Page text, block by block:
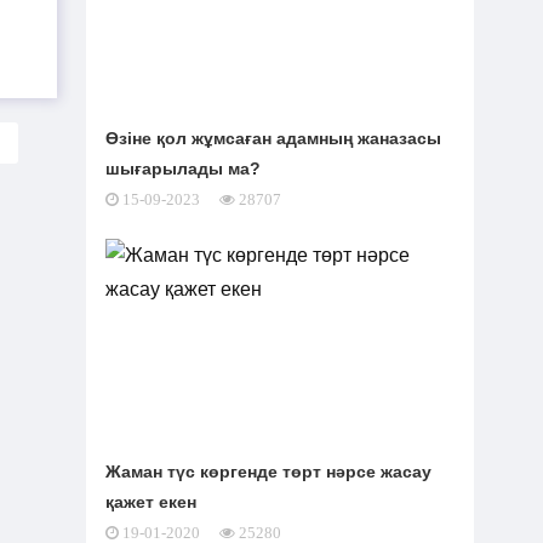
Өзіне қол жұмсаған адамның жаназасы
шығарылады ма?
15-09-2023 28707
Жаман түс көргенде төрт нәрсе жасау
қажет екен
19-01-2020 25280